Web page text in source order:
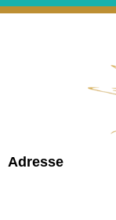
Adresse